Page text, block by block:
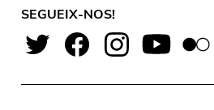
SEGUEIX-NOS!